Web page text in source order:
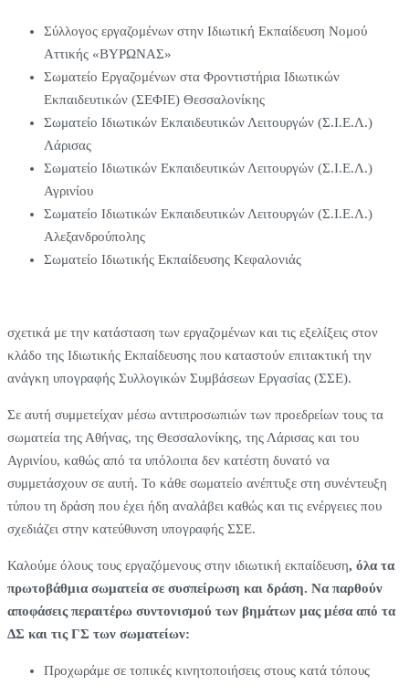
Σύλλογος εργαζομένων στην Ιδιωτική Εκπαίδευση Νομού
Αττικής «ΒΥΡΩΝΑΣ»
Σωματείο Εργαζομένων στα Φροντιστήρια Ιδιωτικών
Εκπαιδευτικών (ΣΕΦΙΕ) Θεσσαλονίκης
Σωματείο Ιδιωτικών Εκπαιδευτικών Λειτουργών (Σ.Ι.Ε.Λ.)
Λάρισας
Σωματείο Ιδιωτικών Εκπαιδευτικών Λειτουργών (Σ.Ι.Ε.Λ.)
Αγρινίου
Σωματείο Ιδιωτικών Εκπαιδευτικών Λειτουργών (Σ.Ι.Ε.Λ.)
Αλεξανδρούπολης
Σωματείο Ιδιωτικής Εκπαίδευσης Κεφαλονιάς
σχετικά με την κατάσταση των εργαζομένων και τις εξελίξεις στον
κλάδο της Ιδιωτικής Εκπαίδευσης που καταστούν επιτακτική την
ανάγκη υπογραφής Συλλογικών Συμβάσεων Εργασίας (ΣΣΕ).
Σε αυτή συμμετείχαν μέσω αντιπροσωπιών των προεδρείων τους τα
σωματεία της Αθήνας, της Θεσσαλονίκης, της Λάρισας και του
Αγρινίου, καθώς από τα υπόλοιπα δεν κατέστη δυνατό να
συμμετάσχουν σε αυτή. Το κάθε σωματείο ανέπτυξε στη συνέντευξη
τύπου τη δράση που έχει ήδη αναλάβει καθώς και τις ενέργειες που
σχεδιάζει στην κατεύθυνση υπογραφής ΣΣΕ.
Καλούμε όλους τους εργαζόμενους στην ιδιωτική εκπαίδευση, όλα τα
πρωτοβάθμια σωματεία σε συσπείρωση και δράση. Να παρθούν
αποφάσεις περαιτέρω συντονισμού των βημάτων μας μέσα από τα
ΔΣ και τις ΓΣ των σωματείων:
Προχωράμε σε τοπικές κινητοποιήσεις στους κατά τόπους